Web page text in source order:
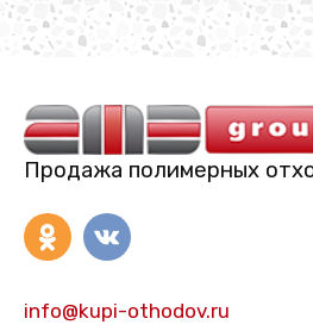
Продажа полимерных
info@kupi-othodov.ru